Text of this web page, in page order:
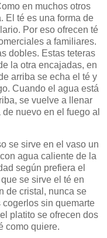
en muchos otros
El té es una forma de
Por eso ofrecen té
a familiares.
dobles. Estas teteras
la otra encajadas, en
arriba se echa el té y
Cuando el agua está
se vuelve a llenar
nuevo en el fuego al
se sirve en el vaso un
agua caliente de la
según prefiera el
se sirve el té en
de cristal, nunca se
cogerlos sin quemarte
platito se ofrecen dos
como quiere.